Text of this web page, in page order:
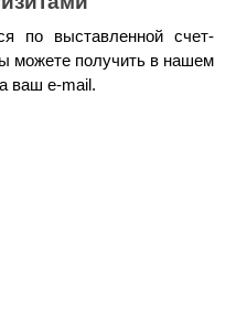
по выставленной счет-
можете получить в нашем
ваш e-mail.